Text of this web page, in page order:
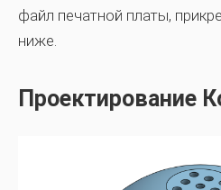
файл печатной платы,
ниже.
Проектирование